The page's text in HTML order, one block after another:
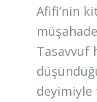
Afifi’nin
Tasavvuf